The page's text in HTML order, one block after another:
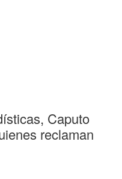
Caputo
reclaman